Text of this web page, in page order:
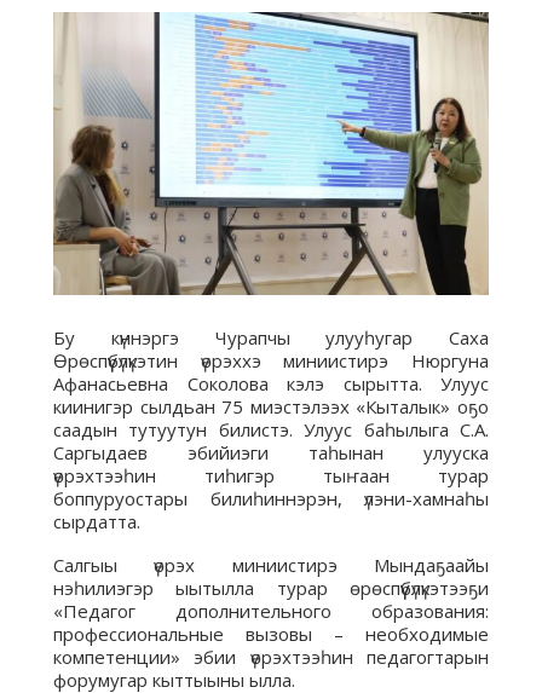
Бу күннэргэ Чурапчы улууһугар Саха
Өрөспүүбүлүкэтин үөрэххэ миниистирэ Нюргуна
Афанасьевна Соколова кэлэ сырытта. Улуус
киинигэр сылдьан 75 миэстэлээх «Кыталык» оҕо
саадын тутуутун билистэ. Улуус баһылыга С.А.
Саргыдаев эбийиэги таһынан улууска
үөрэхтээһин тиһигэр тыҥаан турар
боппуруостары билиһиннэрэн, үлэни-хамнаһы
сырдатта.
Салгыы үөрэх миниистирэ Мындаҕаайы
нэһилиэгэр ыытылла турар өрөспүүбүлүкэтээҕи
«Педагог дополнительного образования:
профессиональные вызовы – необходимые
компетенции» эбии үөрэхтээһин педагогтарын
форумугар кыттыыны ылла.